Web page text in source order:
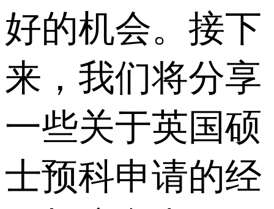
好的机会。接下
来，我们将分享
一些关于英国硕
士预科申请的经